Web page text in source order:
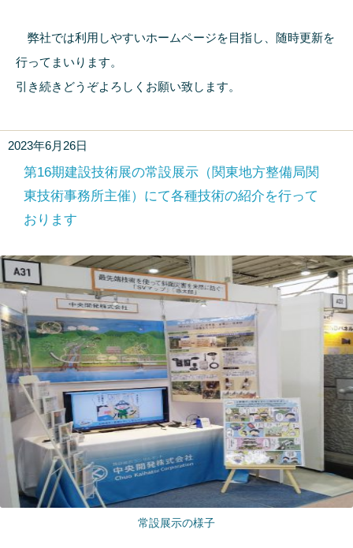
弊社では利用しやすいホームページを目指し、随時更新を
行ってまいります。
引き続きどうぞよろしくお願い致します。
2023年6月26日
第16期建設技術展の常設展示（関東地方整備局関
東技術事務所主催）にて各種技術の紹介を行って
おります
常設展示の様子